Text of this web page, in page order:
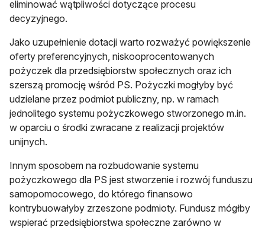
eliminować wątpliwości dotyczące procesu
decyzyjnego.
Jako uzupełnienie dotacji warto rozważyć powiększenie
oferty preferencyjnych, niskooprocentowanych
pożyczek dla przedsiębiorstw społecznych oraz ich
szerszą promocję wśród PS. Pożyczki mogłyby być
udzielane przez podmiot publiczny, np. w ramach
jednolitego systemu pożyczkowego stworzonego m.in.
w oparciu o środki zwracane z realizacji projektów
unijnych.
Innym sposobem na rozbudowanie systemu
pożyczkowego dla PS jest stworzenie i rozwój funduszu
samopomocowego, do którego finansowo
kontrybuowałyby zrzeszone podmioty. Fundusz mógłby
wspierać przedsiębiorstwa społeczne zarówno w